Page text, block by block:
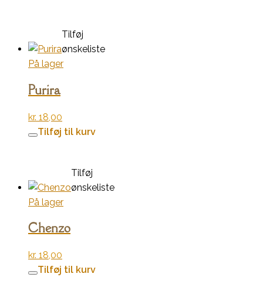
Tilføj
ønskeliste
På lager
Purira
kr. 18,00
Tilføj til kurv
Tilføj
ønskeliste
På lager
Chenzo
kr. 18,00
Tilføj til kurv